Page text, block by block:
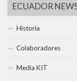
ECUADOR
Historia
Colaboradores
Media KIT